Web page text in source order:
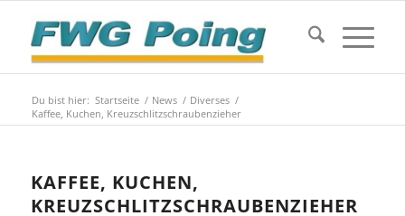
Du bist hier: Startseite / News / Diverses /
Kaffee, Kuchen, Kreuzschlitzschraubenzieher
KAFFEE, KUCHEN,
KREUZSCHLITZSCHRAUBENZIEHER